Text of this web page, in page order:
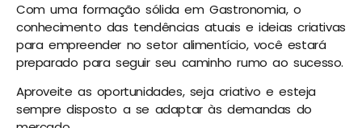
Com uma formação sólida em Gastronomia, o
conhecimento das tendências atuais e ideias criativas
para empreender no setor alimentício, você estará
preparado para seguir seu caminho rumo ao sucesso.
Aproveite as oportunidades, seja criativo e esteja
sempre disposto a se adaptar às demandas do